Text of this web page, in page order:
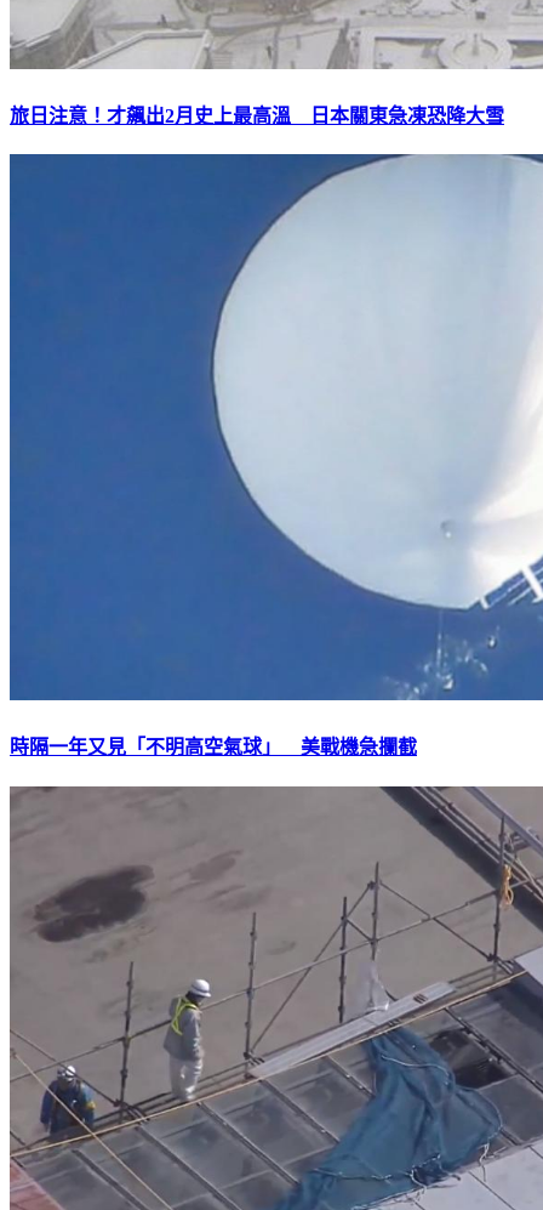
旅日注意！才飆出2月史上最高溫 日本關東急凍恐降大雪
時隔一年又見「不明高空氣球」 美戰機急攔截